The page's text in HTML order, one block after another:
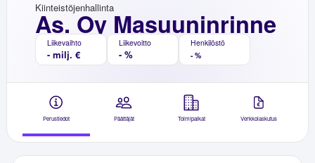
As. Oy Masuuninrinne
Kiinteistöjenhallinta
Liikevaihto
- milj. €
Liikevoitto
- %
Henkilöstö
- %
Perustiedot Päättäjät Toimipaikat Verkkolaskutus